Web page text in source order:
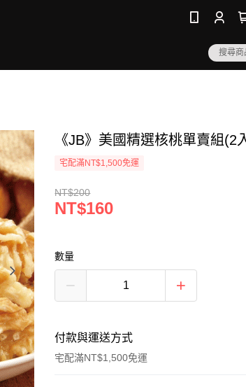
《JB》美國精選核桃單賣組(2
宅配滿NT$1,500免運
NT$200
NT$160
數量
付款與運送方式
宅配滿NT$1,500免運